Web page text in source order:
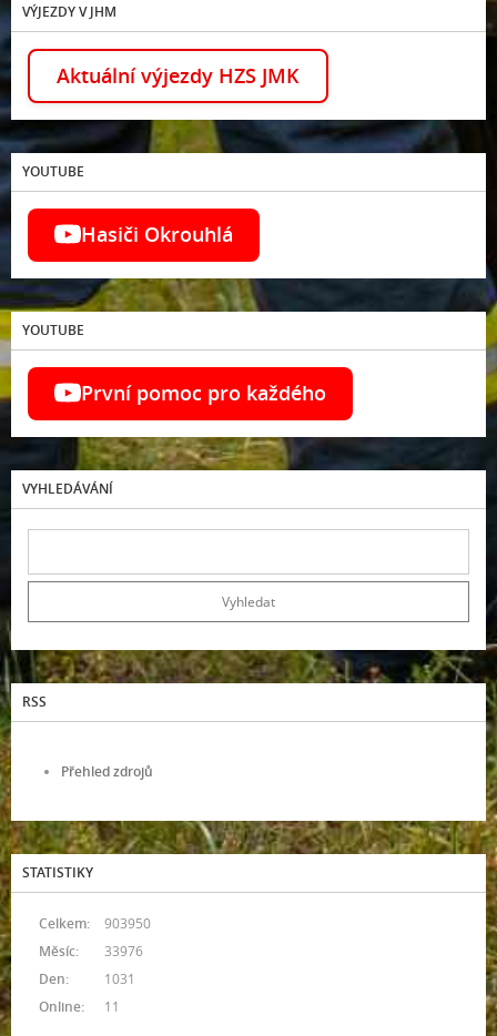
VÝJEZDY V JHM
Aktuální výjezdy HZS JMK
YOUTUBE
Hasiči Okrouhlá
YOUTUBE
První pomoc pro každého
VYHLEDÁVÁNÍ
RSS
Přehled zdrojů
STATISTIKY
Online: 11
Celkem:
903950
Měsíc:
33976
Den:
1031